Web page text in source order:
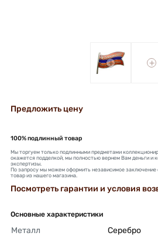
+ +
Предложить цену
100% подлинный товар
Мы торгуем только подлинными предметами
окажется подделкой, мы полностью вернем Вам деньги и
экспертизы.
По запросу мы можем оформить независимое заключение
товар из нашего магазина.
Посмотреть гарантии и условия
Основные характеристики
Металл
Серебро